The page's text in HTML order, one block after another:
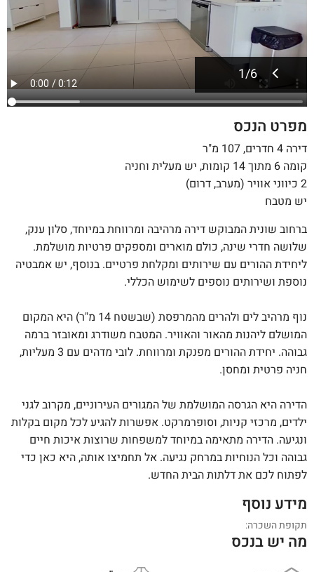
1/6
מפרט הנכס
דירה 4 חדרים, 107 מ"ר
קומה 6 מתוך 14 קומות, יש מעלית וחניה
2 כיווני אוויר (מערב, דרום)
יש מטבח
ברחוב שונית המבוקש דירה מרהיבה ומרווחת במיוחד, סלון ענק,
שלושה חדרי שינה, כולם מוארים ומספקים פרטיות מושלמת.
ליחידת ההורים עם שירותים ומקלחת פרטיים. בנוסף, יש אמבטיה
נוספת ושירותים נוספים לשימוש הכללי.
נוף מרהיב לים ולהרים מהמרפסת (שבשטח 14 מ"ר) היא המקום
המושלם ליהנות מהאור והאוויר. המטבח משודרג ומאובזר ברמה
גבוהה. יחידת ההורים מפנקת ומרווחת. לובי מדהים עם 3 מעליות,
חניה פרטית ומחסן.
הדירה היא הגרסה המושלמת של המגורים העירוניים, מקרוב לגני
ילדים, מרכזי קניות, וסופרמרקט. אפשרות להגיע לכל מקום בקלות
ונגיעה. הדירה מתאימה במיוחד למשפחות שרוצות איכות חיים
גבוהה וכל הנוחיות במרחק נגיעה. אל תחמיצו אותה, היא כאן כדי
לפתוח לכם את דלתות הבית החדש.
מידע נוסף
תקופת השכרה:
מה יש בנכס